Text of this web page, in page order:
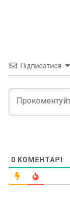
Підписатися
0 КОМЕНТАРІ